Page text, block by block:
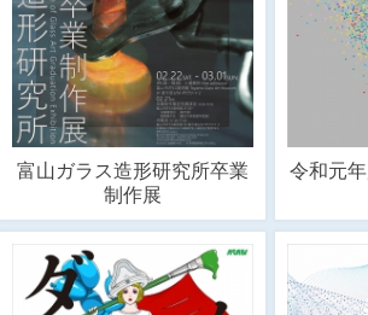
富山ガラス造形研究所卒業
制作展
令和元